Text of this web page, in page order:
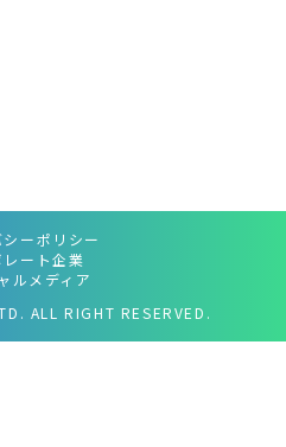
ーポリシー
レート企業
ルメディア
ALL RIGHT RESERVED.